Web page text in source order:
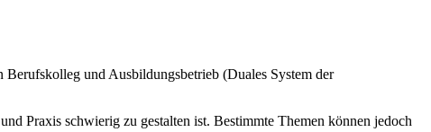
und Ausbildungsbetrieb (Duales System der
Praxis schwierig zu gestalten ist. Bestimmte Themen können jedoch